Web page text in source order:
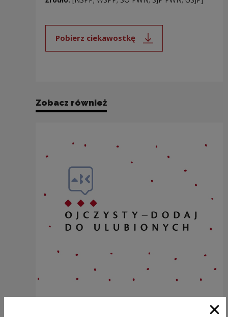
Pobierz ciekawostkę
Uwaga, link zostanie otwarty
Zobacz również